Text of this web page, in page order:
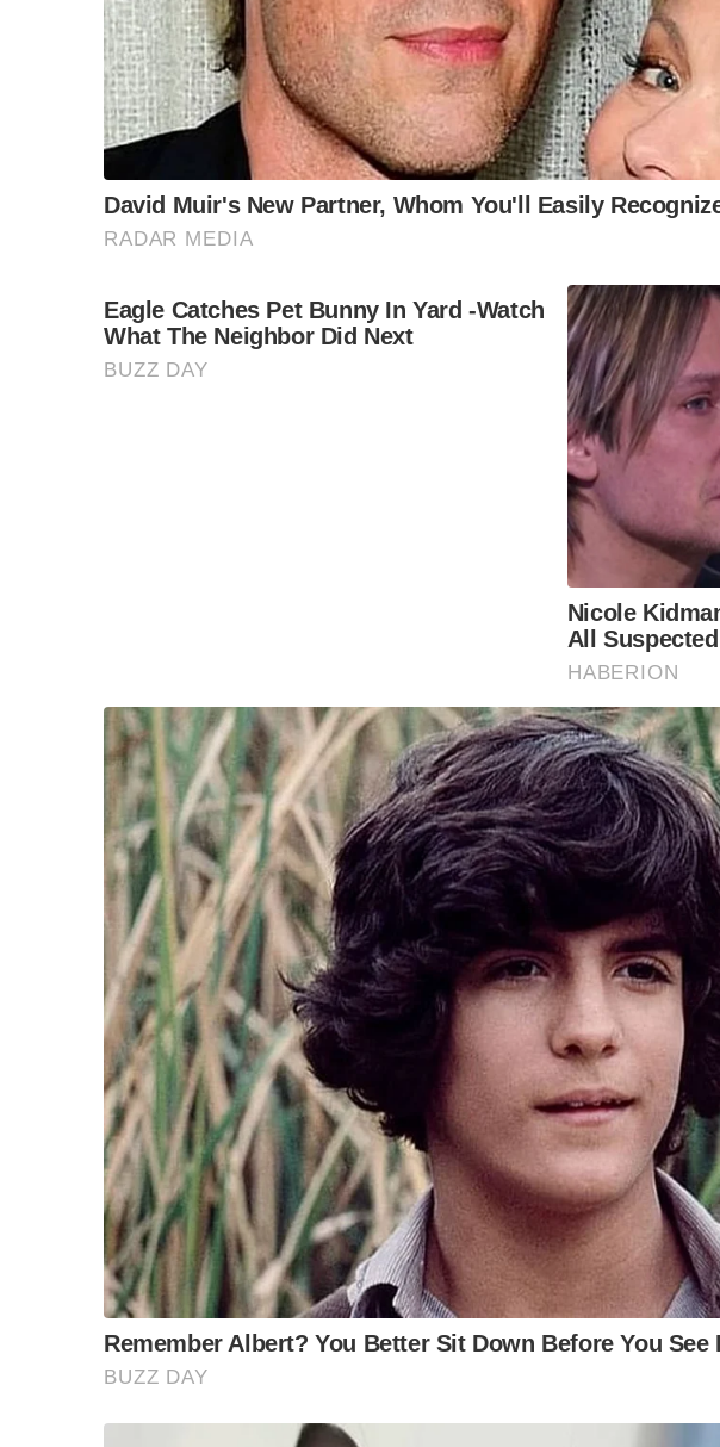
โดยภายในงานได้จัดกิจกรรมที่หลากหลายให้ได้ ชม ช้อป ชิม น้ำมันเ
สินค้าภายใต้แบรนด์ ภัทรพัฒน์
ชม – นิทรรศการการเดินทางของ “น้ำมันเมล็ดชา” จากประเทศจีน สู่เ
น้ำมันเมล็ดชาที่ขึ้นชื่อว่าเป็น “น้ำมันมะกอกแห่งโลกตะวันออก” หนึ่ง
ราชเจ้า กรมสมเด็จพระเทพรัตนราชสุดาฯ สยามบรมราชกุมารี ที่ “สร้า
สุขภาพ” พระราชทานแก่พสกนิกรชาวไทย
ช้อป – “น้ำมันเมล็ดชา ภัทรพัฒน์” และ สินค้าภัทรพัฒน์ (PATPAT) “ผลิ
มูลนิธิชัยพัฒนา” ในราคาพิเศษที่จัดมาเพื่องานนี้เท่านั้น อาทิ น้ำมันเม
ชัยพัฒนา ๑, น้ำหวานดอกมะพร้าว, ดอกเกลือ, ชุดบำรุงผิวกลิ่นหอมหมื่น
มากมาย นอกจากนี้ ยังมีผลิตภัณฑ์ที่มีส่วนผสมจากน้ำมันเมล็ดชา ถูกคัด
ในงานนี้เท่านั้น อาทิ ไส้กรอกเวียนนาผสมน้ำมันเมล็ดชา, แฮมน้ำหวา
พริกแม่ประนอมสูตรน้ำมันเมล็ดชา, ซอสเต้าเจี้ยวสูตรน้ำมันเมล็ดชา, ก
ชิม – อาหารเมนูพิเศษที่ปรุงโดยเชฟชื่อดังทั้งชาวไทยและต่างประเท
สาธิตการปรุงอาหารจากน้ำมันเมล็ดชาให้ได้ชมและชิมกันตลอดทั้งงาน
หม่อมหลวงขวัญทิพย์ เทวกุล หรือ เชฟป้อม แห่ง Master Chef Thailand
จานพิเศษจากน้ำมันเมล็ดชาที่สามารถทำได้ง่ายๆ ที่บ้านและยังได้สุขภา
ใช้น้ำมันเมล็ดชาทั้งทำน้ำสลัดและใช้ทอดเห็ด จนได้เห็ดที่เหลือง กรอ
ร่วม ชม ช้อป ชิม “น้ำมันเมล็ดชา” หรือ น้ำมันมะกอกแห่งโลกตะวัน
และหลากหลายผลิตภัณฑ์จากมูลนิธิชัยพัฒนาได้ในงาน “เทศกาลน้ำมั
พัฒนา สัญจร ครั้งที่ 5 ตั้งแต่วันที่ 7-20 พฤศจิกายน 2562 ที่ ชั้น G กูร์เ
F
a
c
e
o
k
L
n
e
T
w
t
t
e
C
o
p
y
i
n
k
Share
S
h
a
r
e
“วันวิชิต” ชี้ระบบเลือก สว. เปิดช่อง
ล็อบบี้ทุกกลุ่ม ส่วนปมฮั้วต้องมีหลัก
ฐานเส้นเงิน ล็อกโหวต กำหนดผล ชี้
ข้อสันนิษฐาน สร้างกระแส แต่ไร้
Impact ทางกฎหมาย